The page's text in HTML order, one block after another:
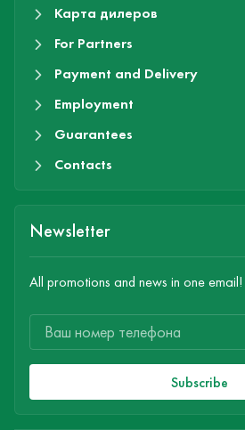
Карта дилеров
For Partners
Payment and Delivery
Employment
Guarantees
Contacts
Newsletter
All promotions and news in one email!
Subscribe